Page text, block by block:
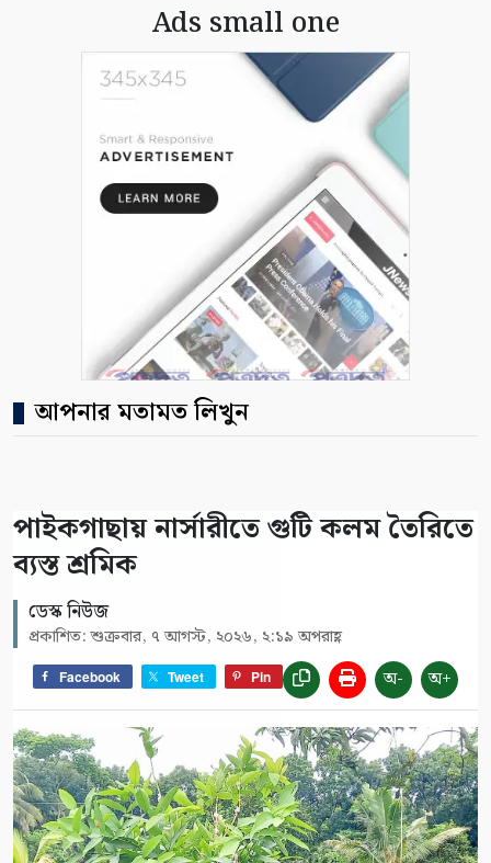
Ads small one
আপনার মতামত লিখুন
পাইকগাছায় নার্সারীতে গুটি কলম তৈরিতে
ব্যস্ত শ্রমিক
ডেস্ক নিউজ
প্রকাশিত: শুক্রবার, ৭ আগস্ট, ২০২৬, ২:১৯ অপরাহ্ণ
Facebook Tweet Pin অ- অ+